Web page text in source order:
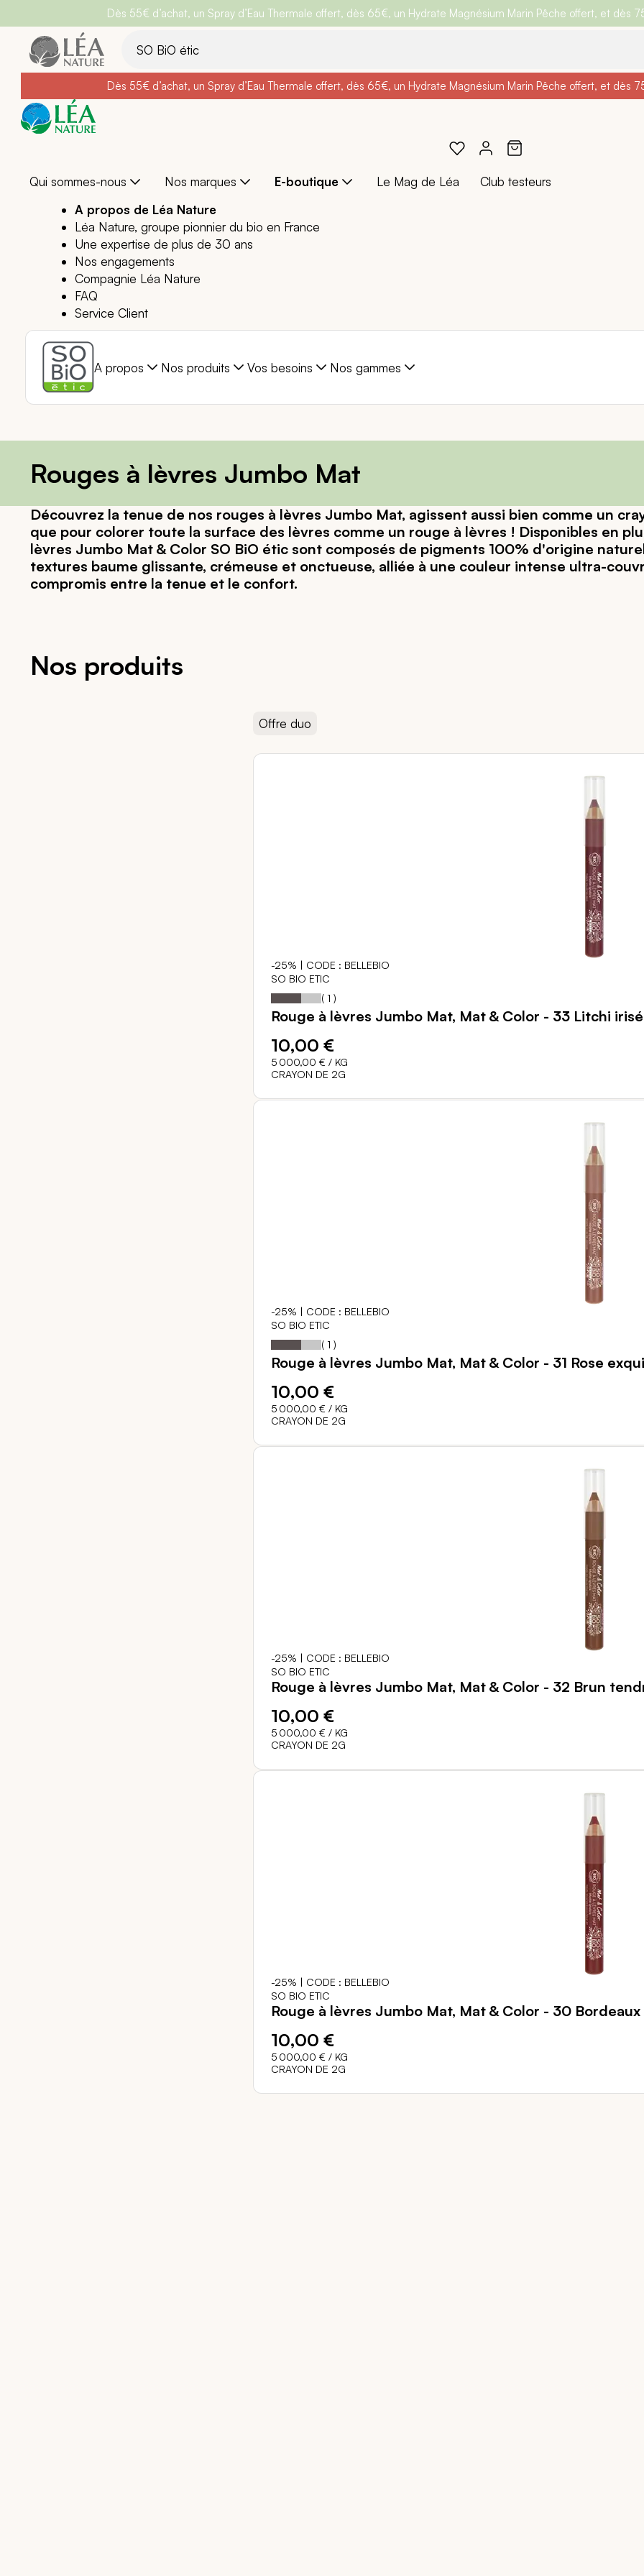
Belle semaine: Profitez de-25% + Livraison offertedès 30€ d'achat avec le
BRADERIE :-40% sur une sélection de produits
Dès 55€ d’achat, un Spray d’Eau Thermale offert, dès 65€, un Hydrate Magnésium Marin Pêche offert, et dès
contenu
Belle semaine: Profitez de-25% + Livraison offertedès 30€ d'achat avec le
Braderie :-40% sur une sélection de produits
Dès 55€ d’achat, un Spray d’Eau Thermale offert, dès 65€, un Hydrate Magnésium Marin Pêche offert, et dès
Qui sommes-nous Nos marques E-boutique Le Mag de Léa
Club testeurs
A propos de Léa Nature
Léa Nature, groupe pionnier du bio en France
Une expertise de plus de 30 ans
Nos engagements
Compagnie Léa Nature
FAQ
Service Client
A propos Nos produits Vos besoins Nos gammes
Rouges à lèvres Jumbo Mat
Découvrez la tenue de nos rouges à lèvres Jumbo Mat, agissent aussi bien comme un
que pour colorer toute la surface des lèvres comme un rouge à lèvres ! Disponibles en
lèvres Jumbo Mat & Color SO BiO étic sont composés de pigments 100% d'origine
textures baume glissante, crémeuse et onctueuse, alliée à une couleur intense ultra-
compromis entre la tenue et le confort.
Nos produits
Offre duo
-25% | CODE : BELLEBIO
SO BIO ETIC
Notation:60
% of
( 1 )
Rouge à lèvres Jumbo Mat, Mat & Color - 33 Litchi irisé
10,00 €
5 000,00 € / KG
CRAYON DE 2G
-25% | CODE : BELLEBIO
SO BIO ETIC
Notation:60
% of
( 1 )
Rouge à lèvres Jumbo Mat, Mat & Color - 31 Rose
10,00 €
5 000,00 € / KG
CRAYON DE 2G
-25% | CODE : BELLEBIO
SO BIO ETIC
Rouge à lèvres Jumbo Mat, Mat & Color - 32 Brun
10,00 €
5 000,00 € / KG
CRAYON DE 2G
-25% | CODE : BELLEBIO
SO BIO ETIC
Rouge à lèvres Jumbo Mat, Mat & Color - 30
10,00 €
5 000,00 € / KG
CRAYON DE 2G